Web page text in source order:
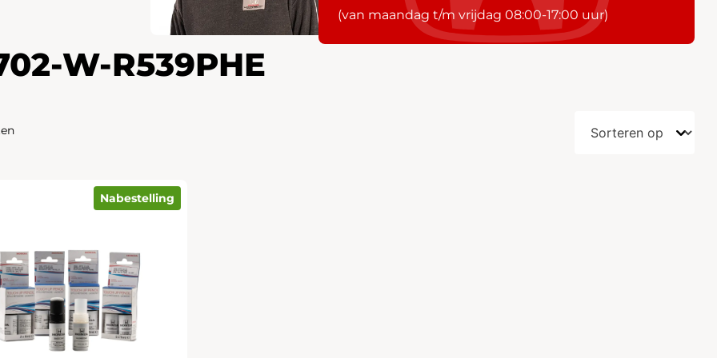
(van maandag t/m vrijdag 08:00-17:00 uur)
W-R539PHE
Nabestelling